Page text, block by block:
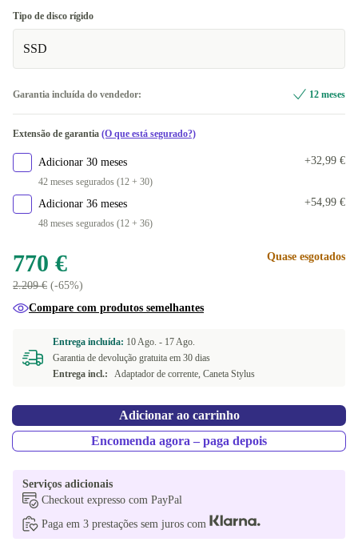
Tipo de disco rígido
SSD
Garantia incluída do vendedor: 12 meses
Extensão de garantia (O que está segurado?)
Adicionar 30 meses
42 meses segurados (12 + 30)
+32,99 €
Adicionar 36 meses
48 meses segurados (12 + 36)
+54,99 €
770 €
2.209 € (-65%)
Quase esgotados
Compare com produtos semelhantes
Entrega incluída: 10 Ago. - 17 Ago.
Garantia de devolução gratuita em 30 dias
Entrega incl.:
Adaptador de corrente, Caneta Stylus
Adicionar ao carrinho
Encomenda agora – paga depois
Serviços adicionais
Checkout expresso com PayPal
Paga em 3 prestações sem juros com